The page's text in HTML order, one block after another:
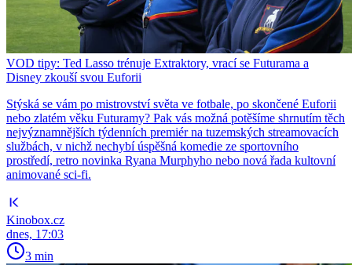
VOD tipy: Ted Lasso trénuje Extraktory, vrací se Futurama a
Disney zkouší svou Euforii
Stýská se vám po mistrovství světa ve fotbale, po skončené Euforii
nebo zlatém věku Futuramy? Pak vás možná potěšíme shrnutím těch
nejvýznamnějších týdenních premiér na tuzemských streamovacích
službách, v nichž nechybí úspěšná komedie ze sportovního
prostředí, retro novinka Ryana Murphyho nebo nová řada kultovní
animované sci-fi.
Kinobox.cz
dnes, 17:03
3 min